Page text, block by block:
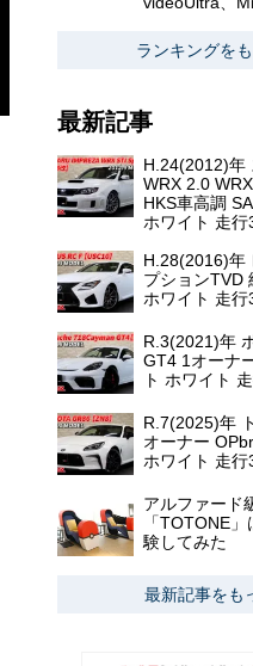
ランキングを
最新記事
H.24(2012)年
WRX 2.0
HKS車高調
ホワイト 走
H.28(2016)年
プションTVD
ホワイト 走
R.3(2021)年
GT4 1オーナ
ト ホワイト
R.7(2025)年
オーナー
ホワイト 走
アルファード
「TOTONE
験してみた
最新記事をも